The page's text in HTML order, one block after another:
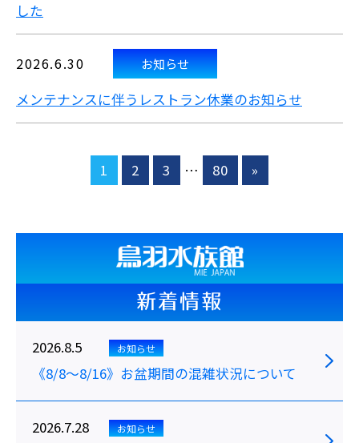
した
2026.6.30 お知らせ
メンテナンスに伴うレストラン休業のお知らせ
1 2 3 … 80 »
新着情報
2026.8.5 お知らせ
《8/8～8/16》お盆期間の混雑状況について
2026.7.28 お知らせ